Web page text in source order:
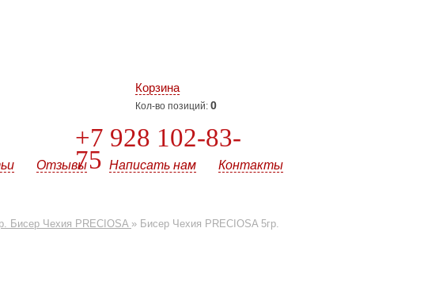
Корзина
Кол-во позиций: 0
+7 928 102-83-
75
Отзывы Написать нам Контакты
Бисер Чехия PRECIOSA » Бисер Чехия PRECIOSA 5гр.